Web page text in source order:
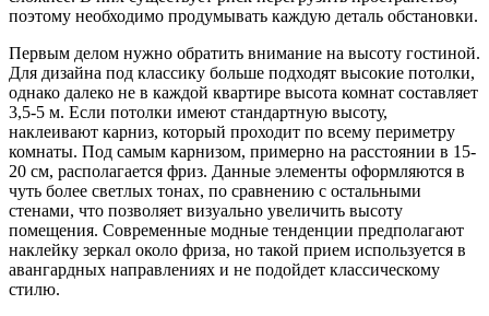
поэтому необходимо продумывать каждую деталь обстановки.
Первым делом нужно обратить внимание на высоту гостиной.
Для дизайна под классику больше подходят высокие потолки,
однако далеко не в каждой квартире высота комнат составляет
3,5-5 м. Если потолки имеют стандартную высоту,
наклеивают карниз, который проходит по всему периметру
комнаты. Под самым карнизом, примерно на расстоянии в 15-
20 см, располагается фриз. Данные элементы оформляются в
чуть более светлых тонах, по сравнению с остальными
стенами, что позволяет визуально увеличить высоту
помещения. Современные модные тенденции предполагают
наклейку зеркал около фриза, но такой прием используется в
авангардных направлениях и не подойдет классическому
стилю.